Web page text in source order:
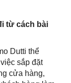
từ cách bài
Dutti thể
sắp đặt
cửa hàng,